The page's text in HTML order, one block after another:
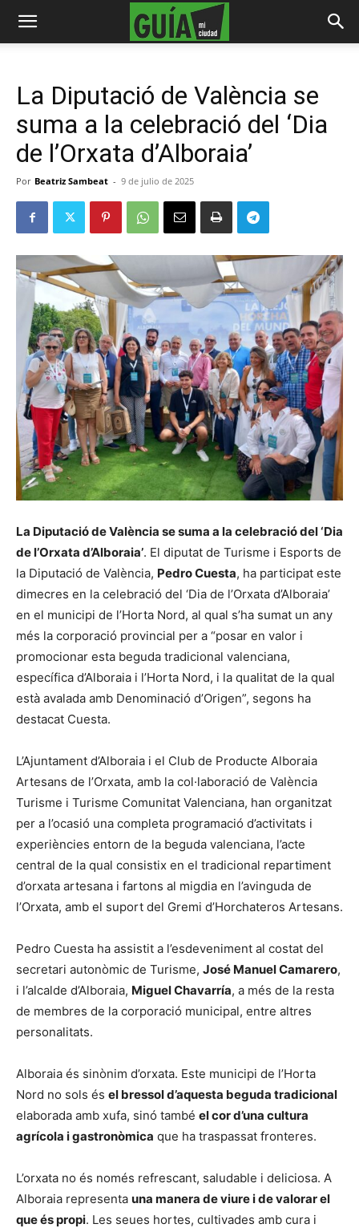
La Diputació de València se
suma a la celebració del ‘Dia
de l’Orxata d’Alboraia’
Por Beatriz Sambeat - 9 de julio de 2025
La Diputació de València se suma a la celebració del ‘Dia
de l’Orxata d’Alboraia’. El diputat de Turisme i Esports de
la Diputació de València, Pedro Cuesta, ha participat este
dimecres en la celebració del ‘Dia de l’Orxata d’Alboraia’
en el municipi de l’Horta Nord, al qual s’ha sumat un any
més la corporació provincial per a “posar en valor i
promocionar esta beguda tradicional valenciana,
específica d’Alboraia i l’Horta Nord, i la qualitat de la qual
està avalada amb Denominació d’Origen”, segons ha
destacat Cuesta.
L’Ajuntament d’Alboraia i el Club de Producte Alboraia
Artesans de l’Orxata, amb la col·laboració de València
Turisme i Turisme Comunitat Valenciana, han organitzat
per a l’ocasió una completa programació d’activitats i
experiències entorn de la beguda valenciana, l’acte
central de la qual consistix en el tradicional repartiment
d’orxata artesana i fartons al migdia en l’avinguda de
l’Orxata, amb el suport del Gremi d’Horchateros Artesans.
Pedro Cuesta ha assistit a l’esdeveniment al costat del
secretari autonòmic de Turisme, José Manuel Camarero,
i l’alcalde d’Alboraia, Miguel Chavarría, a més de la resta
de membres de la corporació municipal, entre altres
personalitats.
Alboraia és sinònim d’orxata. Este municipi de l’Horta
Nord no sols és el bressol d’aquesta beguda tradicional
elaborada amb xufa, sinó també el cor d’una cultura
agrícola i gastronòmica que ha traspassat fronteres.
L’orxata no és només refrescant, saludable i deliciosa. A
Alboraia representa una manera de viure i de valorar el
que és propi. Les seues hortes, cultivades amb cura i